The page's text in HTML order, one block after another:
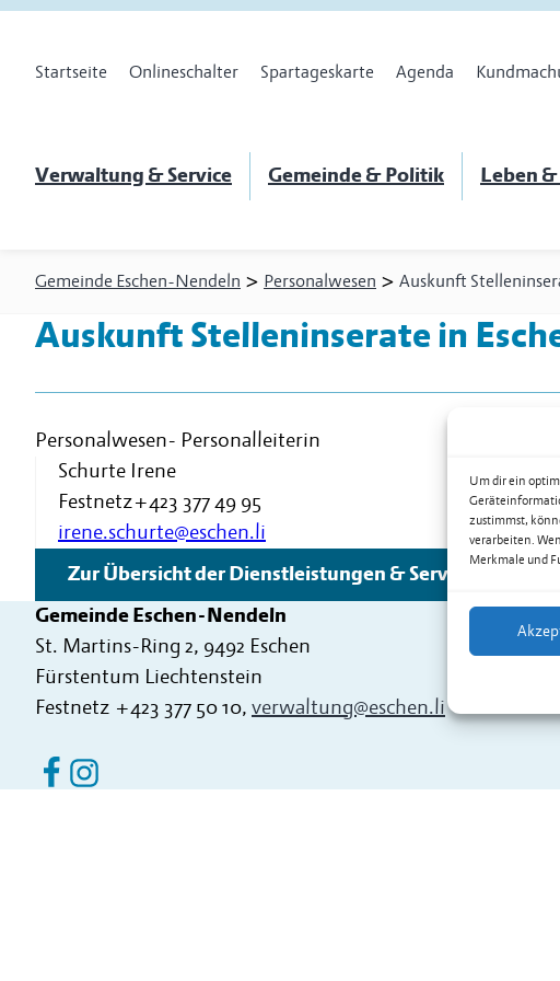
Um dir ein
zustimmst,
verarbeiten.
Merkmale und
Startseite Onlineschalter Spartageskarte Agenda
Verwaltung & Service Gemeinde & Politik Leben
Gemeinde Eschen-Nendeln > Personalwesen > Auskunft
Auskunft Stelleninserate in
Personalwesen- Personalleiterin
Schurte Irene
Festnetz+423 377 49 95
irene.schurte@eschen.li
Zur Übersicht der Dienstleistungen & Services
Gemeinde Eschen-Nendeln
St. Martins-Ring 2, 9492 Eschen
Fürstentum Liechtenstein
Festnetz +423 377 50 10, verwaltung@eschen.li
Eschen Nendeln auf Facebook
Eschen Nendeln auf Instagram